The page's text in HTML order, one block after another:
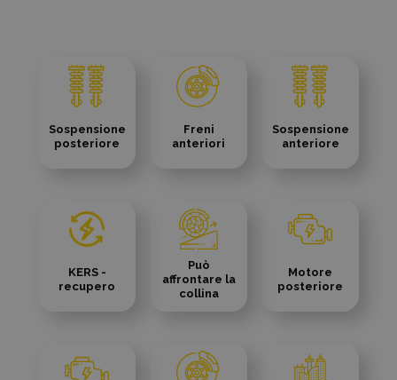
Sospensione
posteriore
Freni
anteriori
Sospensione
anteriore
KERS -
recupero
Può
affrontare la
collina
Motore
posteriore